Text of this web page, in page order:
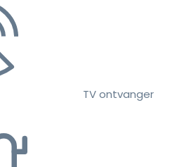
TV ontvanger